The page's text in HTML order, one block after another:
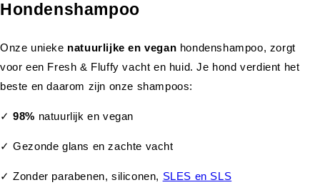
Hondenshampoo
Onze unieke natuurlijke en vegan hondenshampoo, zorgt
voor een Fresh & Fluffy vacht en huid. Je hond verdient het
beste en daarom zijn onze shampoos:
✓98% natuurlijk en vegan
✓ Gezonde glans en zachte vacht
✓ Zonder parabenen, siliconen, SLES en SLS